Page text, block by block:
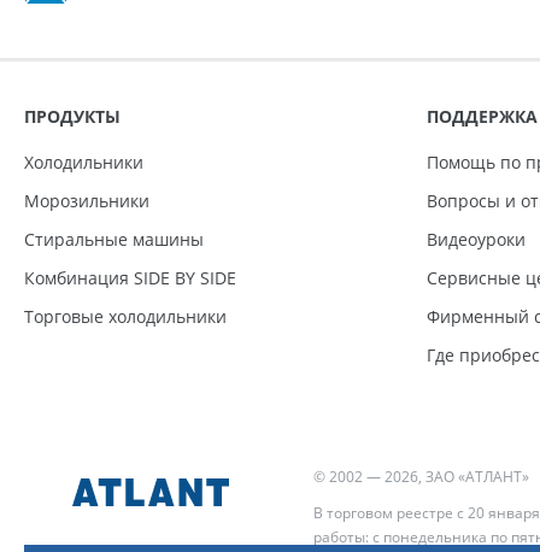
ПРОДУКТЫ
Холодильники
Морозильники
Стиральные машины
Комбинация SIDE BY SIDE
Торговые холодильники
ПОДДЕРЖКА
Помощь по
Вопросы и
Видеоуроки
Сервисные
Фирменный
Где
© 2002 — 2026, ЗАО «АТЛАНТ»
В торговом реестре с 20
работы: с понедельника по